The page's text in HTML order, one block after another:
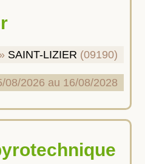
SAINT-LIZIER (09190)
08/2026 au 16/08/2028